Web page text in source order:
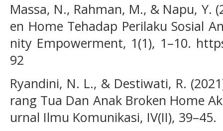
Massa, N., Rahman, M., & Napu, Y.
en Home Tehadap Perilaku Sosial
nity Empowerment, 1(1), 1–10.
92
Ryandini, N. L., & Destiwati, R.
rang Tua Dan Anak Broken Home
urnal Ilmu Komunikasi, IV(II), 39–45.